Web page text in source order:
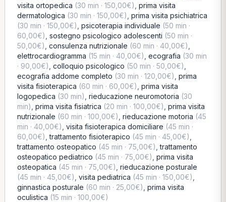
visita ortopedica (30 min · 150,00€) prima visita
dermatologica (30 min · 150,00€) prima visita psichiatrica
(30 min · 150,00€) psicoterapia individuale (50 min ·
60,00€) sostegno psicologico adolescenti (50 min ·
50,00€) consulenza nutrizionale (60 min · 40,00€)
elettrocardiogramma (15 min · 40,00€) ecografia (30 min
· 90,00€) colloquio psicologico (50 min · 50,00€)
ecografia addome completo (30 min · 120,00€) prima
visita fisioterapica (60 min · 60,00€) prima visita
logopedica (30 min) rieducazione neuromotoria (30
min) prima visita fisiatrica (20 min · 100,00€) prima visita
nutrizionale (60 min · 100,00€) rieducazione motoria (45
min · 40,00€) visita fisioterapica domiciliare (45 min ·
60,00€) ,trattamento fisioterapico (45 min · 45,00€)
trattamento osteopatico (45 min · 75,00€) ,trattamento
osteopatico pediatrico (45 min · 75,00€) prima visita
osteopatica (45 min · 75,00€) rieducazione posturale
(45 min · 45,00€) visita pediatrica (45 min · 150,00€)
ginnastica posturale (60 min · 25,00€) prima visita
oculistica (15 min · 100,00€)